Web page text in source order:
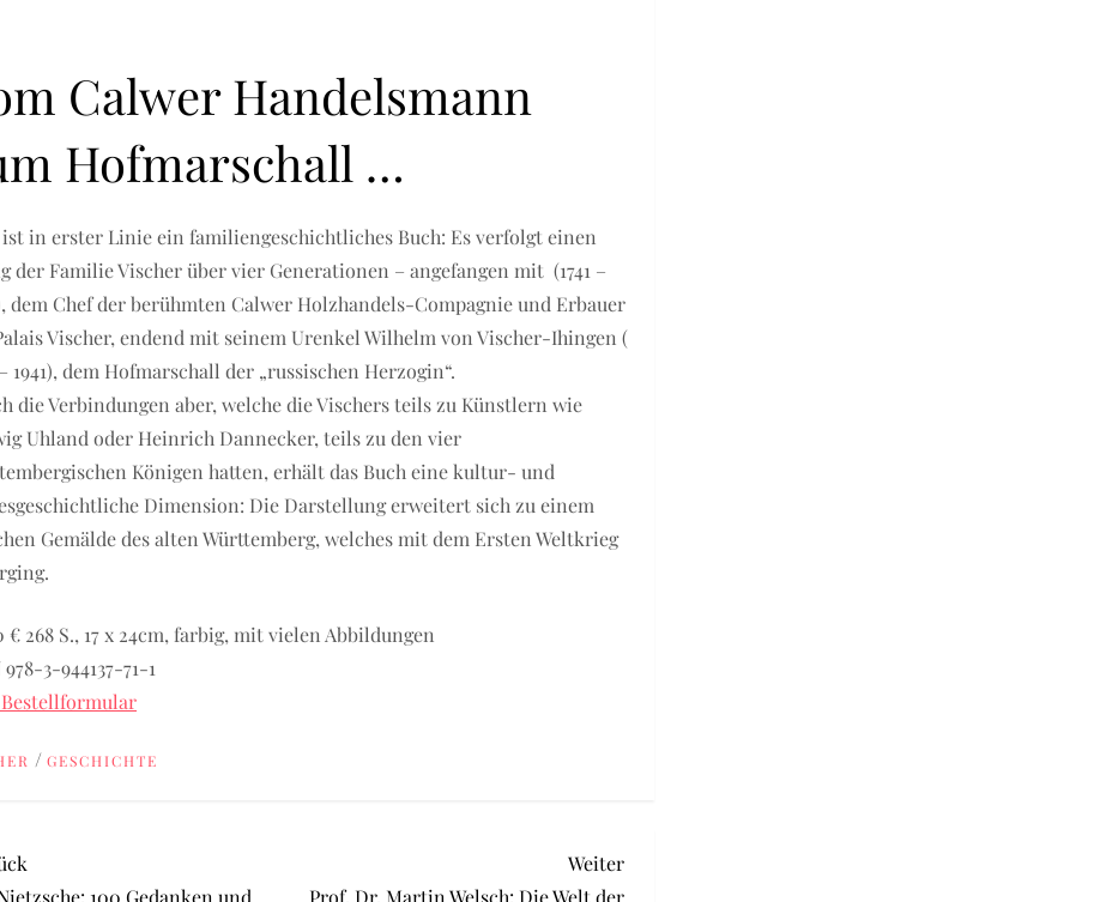
Calwer Handelsmann
Hofmarschall …
ist in erster Linie ein familiengeschichtliches Buch: Es verfolgt einen
der Familie Vischer über vier Generationen – angefangen mit (1741 –
dem Chef der berühmten Calwer Holzhandels-Compagnie und Erbauer
Vischer, endend mit seinem Urenkel Wilhelm von Vischer-Ihingen (
– 1941), dem Hofmarschall der „russischen Herzogin“.
die Verbindungen aber, welche die Vischers teils zu Künstlern wie
Uhland oder Heinrich Dannecker, teils zu den vier
Königen hatten, erhält das Buch eine kultur- und
Dimension: Die Darstellung erweitert sich zu einem
Gemälde des alten Württemberg, welches mit dem Ersten Weltkrieg
€ 268 S., 17 x 24cm, farbig, mit vielen Abbildungen
978-3-944137-71-1
/ GESCHICHTE
100 Gedanken und
Nächster
Beitrag
Weiter
Prof. Dr. Martin Welsch: Die Welt der